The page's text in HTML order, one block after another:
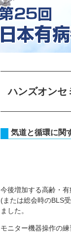
ハンズオンセ
気道と循環に関
今後増加する高齢・
(または総会時のBLS
ました。
モニター機器操作の